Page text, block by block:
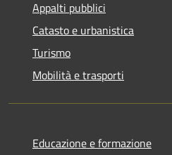
Appalti pubblici
Catasto e urbanistica
Turismo
Mobilità e trasporti
Educazione e formazione